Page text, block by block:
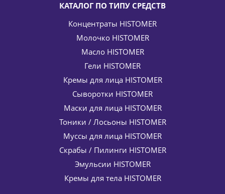
КАТАЛОГ ПО ТИПУ СРЕДСТВ
Концентраты HISTOMER
Молочко HISTOMER
Масло HISTOMER
Гели HISTOMER
Кремы для лица HISTOMER
Сыворотки HISTOMER
Маски для лица HISTOMER
Тоники / Лосьоны HISTOMER
Муссы для лица HISTOMER
Скрабы / Пилинги HISTOMER
Эмульсии HISTOMER
Кремы для тела HISTOMER